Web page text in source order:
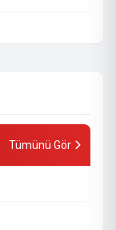
Tümünü Gör